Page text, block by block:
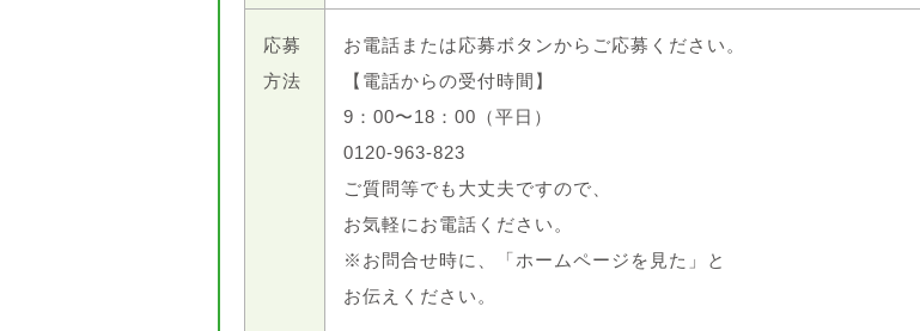
応募
方法
お電話または応募ボタンからご応募ください。
【電話からの受付時間】
9：00〜18：00（平日）
0120-963-823
ご質問等でも大丈夫ですので、
お気軽にお電話ください。
※お問合せ時に、「ホームページを見た」と
お伝えください。